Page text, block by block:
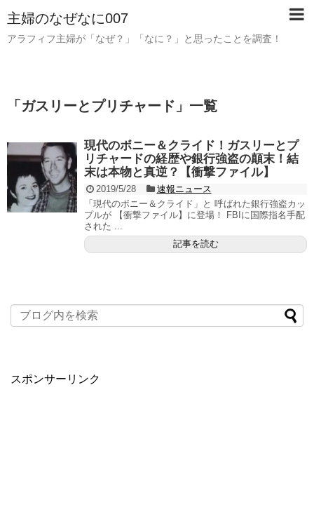
主婦のなぜなに007
アラフィフ主婦が「なぜ？」「なに？」と思ったことを調査！
「 ガスリーとプリチャード 」 一覧
現代のボニー＆クライド！ガスリーとプ
リチャードの経歴や銀行強盗の顛末！結
末は本物と真逆？【衝撃ファイル】
2019/5/28
速報ニュース
「現代のボニー＆クライド」と 呼ばれた銀行強盗カッ
プルが 【衝撃ファイル】に登場！ FBIに国際指名手配
された ...
記事を読む
スポンサーリンク